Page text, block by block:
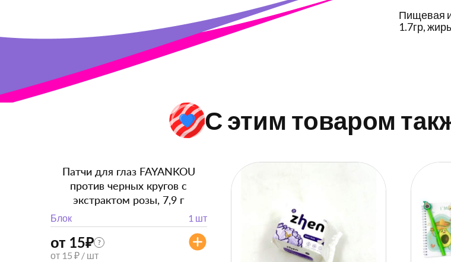
Пищевая и
1.7гр,
С этим товаром
Патчи для глаз FAYANKOU
против черных кругов с
экстрактом розы, 7,9 г
Блок 1 шт
от 15₽ ?
от 15 ₽ / шт